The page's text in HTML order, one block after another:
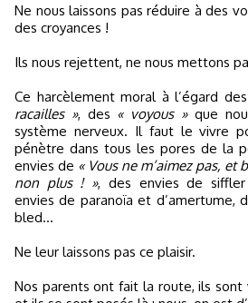
Ne nous laissons pas réduire à des
des croyances !
Ils nous rejettent, ne nous mettons
Ce harcèlement moral à l’égard des
racailles », des « voyous »que
système nerveux. Il faut le vivre
pénètre dans tous les pores de la
envies de « Vous ne m’aimez pas, et
non plus ! », des envies de siffler
envies de paranoïa et d’amertume,
bled…
Ne leur laissons pas ce plaisir.
Nos parents ont fait la route, ils